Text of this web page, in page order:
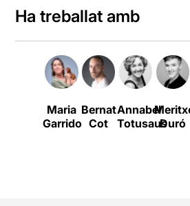
Ha treballat amb
Maria
Garrido
Bernat
Cot
Annabel
TotusausDuró